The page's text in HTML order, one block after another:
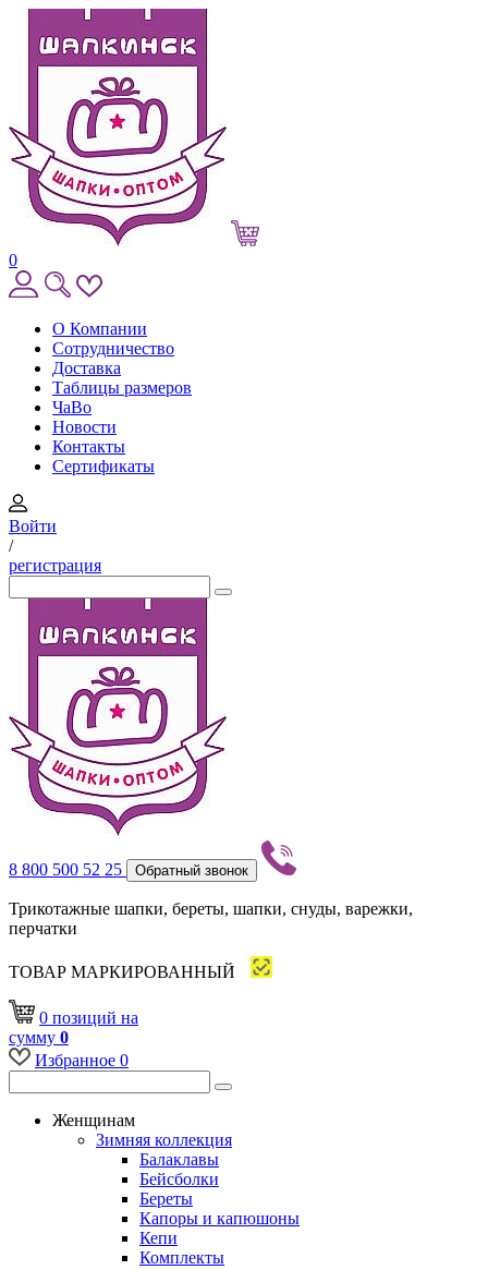
0
О Компании
Сотрудничество
Доставка
Таблицы размеров
ЧаВо
Новости
Контакты
Сертификаты
Войти
/
регистрация
8 800 500 52 25 Обратный звонок
Трикотажные шапки, береты, шапки, снуды, варежки,
перчатки
ТОВАР МАРКИРОВАННЫЙ
0 позиций на
сумму 0
Избранное 0
Женщинам
Зимняя коллекция
Балаклавы
Бейсболки
Береты
Капоры и капюшоны
Кепи
Комплекты